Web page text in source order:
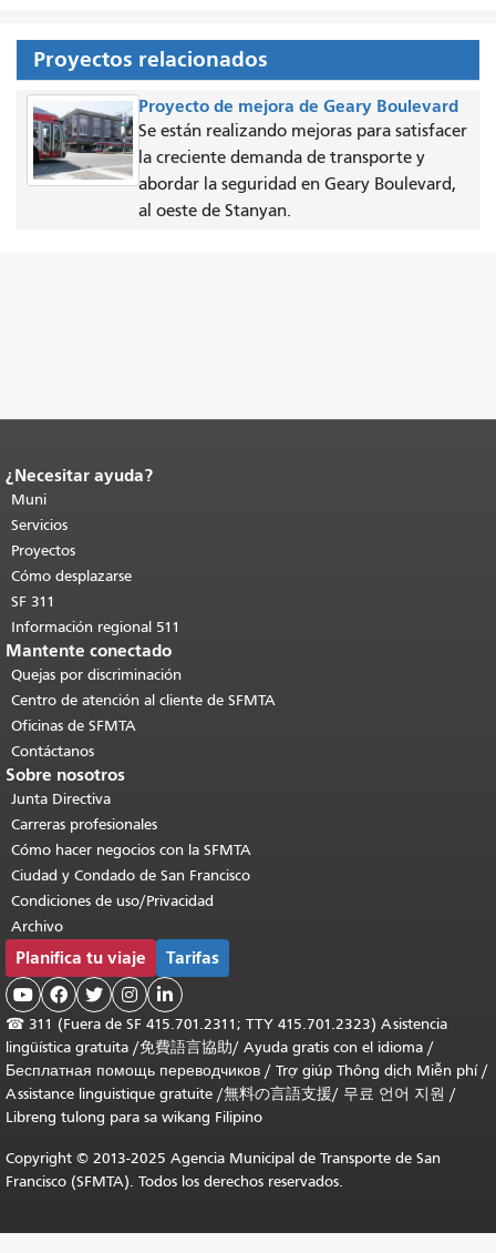
Proyectos relacionados
Proyecto de mejora de Geary Boulevard
Se están realizando mejoras para satisfacer
la creciente demanda de transporte y
abordar la seguridad en Geary Boulevard,
al oeste de Stanyan.
Fin del contenido de la página.
de esta página se repite en todas las
páginas.Volver al principio del
contenido principal
¿Necesitar ayuda?
Muni
Servicios
Proyectos
Cómo desplazarse
SF 311
Información regional 511
Mantente conectado
Quejas por discriminación
Centro de atención al cliente de SFMTA
Oficinas de SFMTA
Contáctanos
Sobre nosotros
Junta Directiva
Carreras profesionales
Cómo hacer negocios con la SFMTA
Ciudad y Condado de San Francisco
Condiciones de uso/Privacidad
Archivo
Planifica tu viaje Tarifas
    
☎ 311 (Fuera de SF 415.701.2311; TTY 415.701.2323) Asistencia
lingüística gratuita /免費語言協助/ Ayuda gratis con el idioma /
Бесплатная помощь переводчиков / Trợ giúp Thông dịch Miễn phí/
Assistance linguistique gratuite /無料の言語支援/ 무료 언어 지원 /
Libreng tulong para sa wikang Filipino
Copyright © 2013-2025 Agencia Municipal de Transporte de San
Francisco (SFMTA). Todos los derechos reservados.